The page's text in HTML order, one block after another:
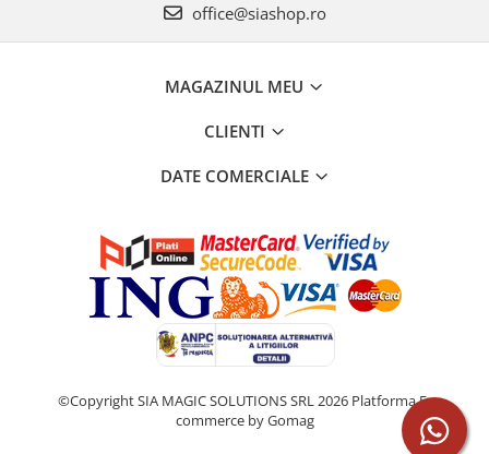
office@siashop.ro
MAGAZINUL MEU
CLIENTI
DATE COMERCIALE
©Copyright SIA MAGIC SOLUTIONS SRL 2026 Platforma E-
commerce by Gomag